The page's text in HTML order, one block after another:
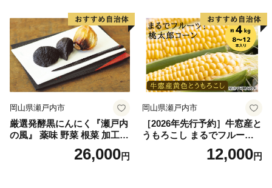
県 高鍋町産 産地直送 有機肥
料使用 高糖度 西森農園
県 高鍋町産 産地直送 有機肥
料使用 高糖度 西森農園
岡山県瀬戸内市
厳選発酵黒にんにく『瀬戸内
の風』 薬味 野菜 根菜 加工食
26,000円
岡山県瀬戸内市
［2026年先行予約］牛窓産と
うもろこし まるでフルー
ツ！最高糖度25度超え 生で
甘い、茹でて美味い！ 黄色
12,000円